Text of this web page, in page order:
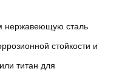
нержавеющую сталь
стойкости и
титан для